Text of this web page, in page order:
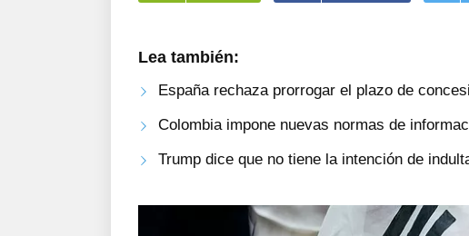
Lea también:
España rechaza prorrogar el plazo de
Colombia impone nuevas normas de
Trump dice que no tiene la intención de